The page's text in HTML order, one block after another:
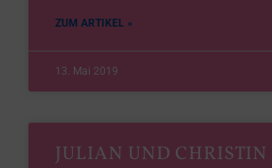
ZUM ARTIKEL »
13. Mai 2019
JULIAN UND CHRISTIN